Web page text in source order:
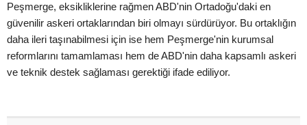
Peşmerge, eksikliklerine rağmen ABD'nin Ortadoğu'daki en
güvenilir askeri ortaklarından biri olmayı sürdürüyor. Bu ortaklığın
daha ileri taşınabilmesi için ise hem Peşmerge'nin kurumsal
reformlarını tamamlaması hem de ABD'nin daha kapsamlı askeri
ve teknik destek sağlaması gerektiği ifade ediliyor.